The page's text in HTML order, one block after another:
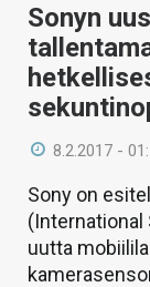
Sonyn
8.2.2017 -
Sony on
uutta